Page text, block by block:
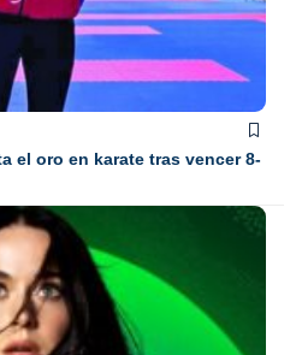
el oro en karate tras vencer 8-